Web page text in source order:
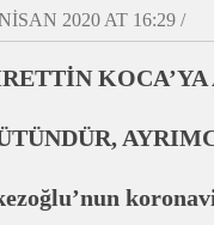
2020 AT 16:29 /